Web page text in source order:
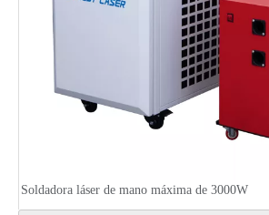
Soldadora láser de mano máxima de 3000W